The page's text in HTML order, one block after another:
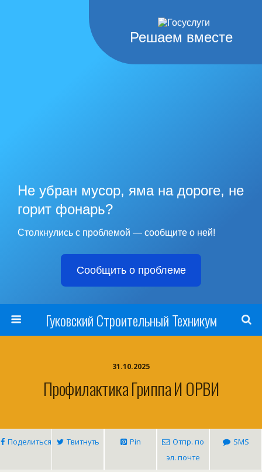
Решаем вместе
Не убран мусор, яма на дороге, не
горит фонарь?
Столкнулись с проблемой — сообщите о ней!
Сообщить о проблеме
Гуковский Строительный Техникум
31.10.2025
Профилактика Гриппа И ОРВИ
Поделиться Твитнуть Pin
Отпр. по
эл. почте
SMS